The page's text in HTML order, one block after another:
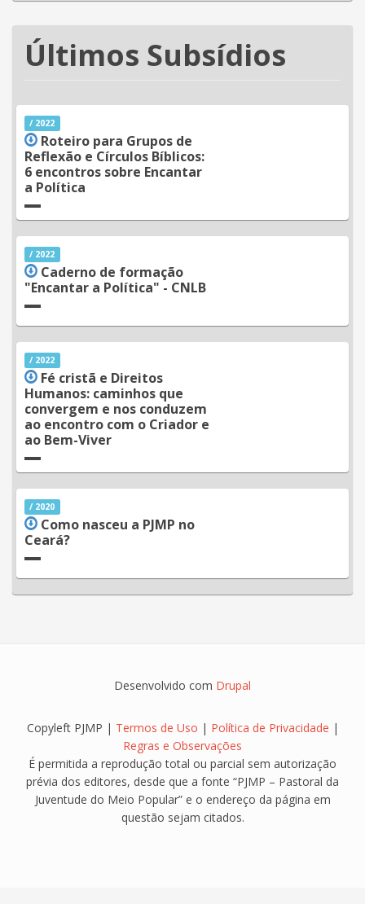
Últimos Subsídios
/ 2022
Roteiro para Grupos de
Reflexão e Círculos Bíblicos:
6 encontros sobre Encantar
a Política
/ 2022
Caderno de formação
"Encantar a Política" - CNLB
/ 2022
Fé cristã e Direitos
Humanos: caminhos que
convergem e nos conduzem
ao encontro com o Criador e
ao Bem-Viver
/ 2020
Como nasceu a PJMP no
Ceará?
Desenvolvido com Drupal
Copyleft PJMP | Termos de Uso | Política de Privacidade |
Regras e Observações
É permitida a reprodução total ou parcial sem autorização
prévia dos editores, desde que a fonte “PJMP – Pastoral da
Juventude do Meio Popular” e o endereço da página em
questão sejam citados.